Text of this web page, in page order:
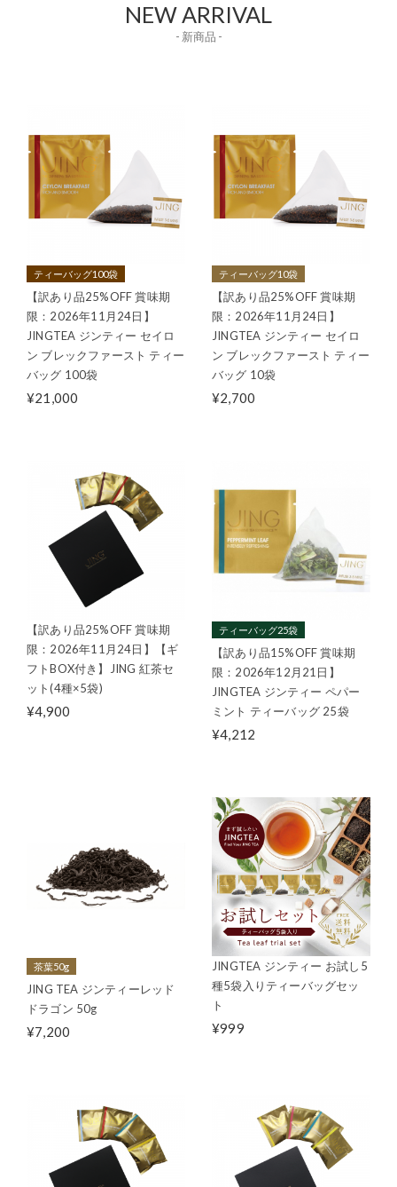
NEW ARRIVAL
- 新商品 -
ティーバッグ100袋
【訳あり品25%OFF 賞味期
限：2026年11月24日】
JINGTEA ジンティー セイロ
ン ブレックファースト ティー
バッグ 100袋
¥21,000
ティーバッグ10袋
【訳あり品25%OFF 賞味期
限：2026年11月24日】
JINGTEA ジンティー セイロ
ン ブレックファースト ティー
バッグ 10袋
¥2,700
【訳あり品25%OFF 賞味期
限：2026年11月24日】【ギ
フトBOX付き】JING 紅茶セ
ット(4種×5袋)
¥4,900
ティーバッグ25袋
【訳あり品15%OFF 賞味期
限：2026年12月21日】
JINGTEA ジンティー ペパー
ミント ティーバッグ 25袋
¥4,212
茶葉50g
JING TEA ジンティーレッド
ドラゴン 50g
¥7,200
JINGTEA ジンティー お試し5
種5袋入りティーバッグセッ
ト
¥999